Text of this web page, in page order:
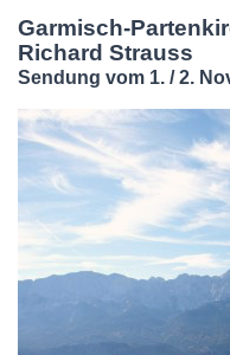
Garmisch-
Richard Strauss
Sendung vom 1. / 2.